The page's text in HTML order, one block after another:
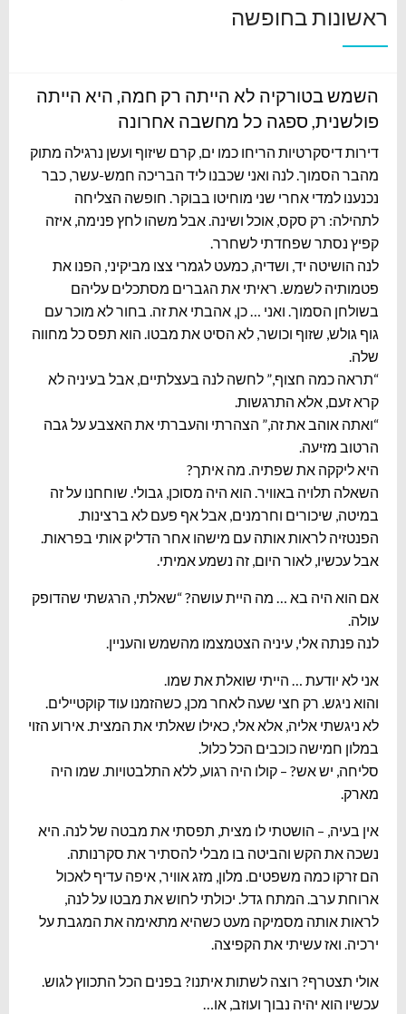
ראשונות בחופשה
השמש בטורקיה לא הייתה רק חמה, היא הייתה
פולשנית, ספגה כל מחשבה אחרונה
דירות דיסקרטיות הריחו כמו ים, קרם שיזוף ועשן נרגילה מתוק
מהבר הסמוך. לנה ואני שכבנו ליד הבריכה חמש-עשר, כבר
נכנענו למדי אחרי שני מוחיטו בבוקר. חופשה הצליחה
לתהילה: רק סקס, אוכל ושינה. אבל משהו לחץ פנימה, איזה
קפיץ נסתר שפחדתי לשחרר.
לנה הושיטה יד, ושדיה, כמעט לגמרי צצו מביקיני, הפנו את
פטמותיה לשמש. ראיתי את הגברים מסתכלים עליהם
בשולחן הסמוך. ואני … כן, אהבתי את זה. בחור לא מוכר עם
גוף גולש, שזוף וכושר, לא הסיט את מבטו. הוא תפס כל מחווה
שלה.
“תראה כמה חצוף,” לחשה לנה בעצלתיים, אבל בעיניה לא
קרא זעם, אלא התרגשות.
“ואתה אוהב את זה,” הצהרתי והעברתי את האצבע על גבה
הרטוב מזיעה.
היא ליקקה את שפתיה. מה איתך?
השאלה תלויה באוויר. הוא היה מסוכן, גבולי. שוחחנו על זה
במיטה, שיכורים וחרמנים, אבל אף פעם לא ברצינות.
הפנטזיה לראות אותה עם מישהו אחר הדליק אותי בפראות.
אבל עכשיו, לאור היום, זה נשמע אמיתי.
אם הוא היה בא … מה היית עושה? “שאלתי, הרגשתי שהדופק
עולה.
לנה פנתה אלי, עיניה הצטמצמו מהשמש והעניין.
אני לא יודעת … הייתי שואלת את שמו.
והוא ניגש. רק חצי שעה לאחר מכן, כשהזמנו עוד קוקטיילים.
לא ניגשתי אליה, אלא אלי, כאילו שאלתי את המצית. אירוע הזוי
במלון חמישה כוכבים הכל כלול.
סליחה, יש אש? – קולו היה רגוע, ללא התלבטויות. שמו היה
מארק.
אין בעיה, – הושטתי לו מצית, תפסתי את מבטה של לנה. היא
נשכה את הקש והביטה בו מבלי להסתיר את סקרנותה.
הם זרקו כמה משפטים. מלון, מזג אוויר, איפה עדיף לאכול
ארוחת ערב. המתח גדל. יכולתי לחוש את מבטו על לנה,
לראות אותה מסמיקה מעט כשהיא מתאימה את המגבת על
ירכיה. ואז עשיתי את הקפיצה.
אולי תצטרף? רוצה לשתות איתנו? בפנים הכל התכווץ לגוש.
עכשיו הוא יהיה נבוך ועוזב, או…